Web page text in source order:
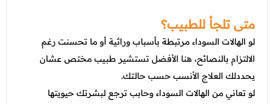
متى تلجأ للطبيب؟
لو الهالات السوداء مرتبطة بأسباب وراثية أو ما تحسنت رغم
الالتزام بالنصائح، هنا الأفضل تستشير طبيب مختص عشان
يحددلك العلاج الأنسب حسب حالتك.
لو تعاني من الهالات السوداء وحابب ترجع لبشرتك حيويتها